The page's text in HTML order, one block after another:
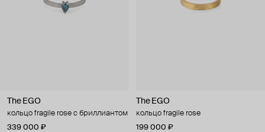
The EGO
кольцо fragile rose с бриллиантом
339 000 ₽
The EGO
кольцо fragile rose
199 000 ₽